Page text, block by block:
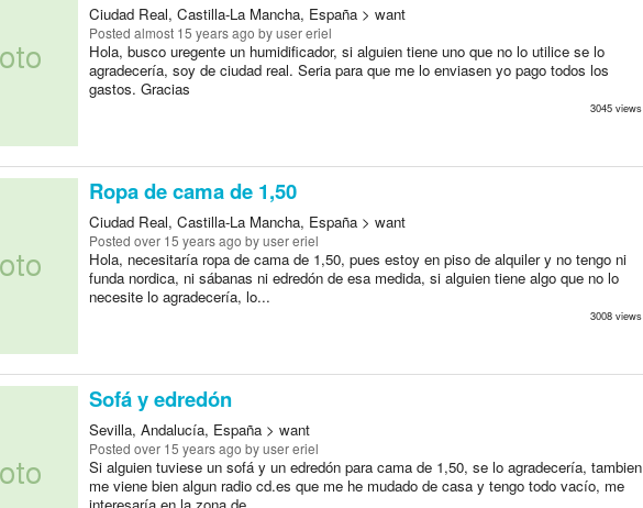
Ciudad Real, Castilla-La Mancha, España > want
Posted almost 15 years ago by user eriel
Hola, busco uregente un humidificador, si alguien tiene uno que no lo utilice se lo
agradecería, soy de ciudad real. Seria para que me lo enviasen yo pago todos los
gastos. Gracias
3045 views
Ropa de cama de 1,50
Ciudad Real, Castilla-La Mancha, España > want
Posted over 15 years ago by user eriel
Hola, necesitaría ropa de cama de 1,50, pues estoy en piso de alquiler y no tengo ni
funda nordica, ni sábanas ni edredón de esa medida, si alguien tiene algo que no lo
necesite lo agradecería, lo...
3008 views
Sofá y edredón
Sevilla, Andalucía, España > want
Posted over 15 years ago by user eriel
Si alguien tuviese un sofá y un edredón para cama de 1,50, se lo agradecería, tambien
me viene bien algun radio cd.es que me he mudado de casa y tengo todo vacío, me